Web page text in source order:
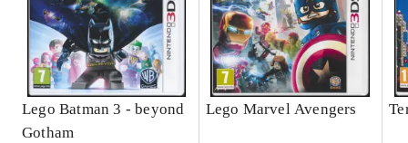
Lego Batman 3 - beyond
Gotham
Lego Marvel Avengers